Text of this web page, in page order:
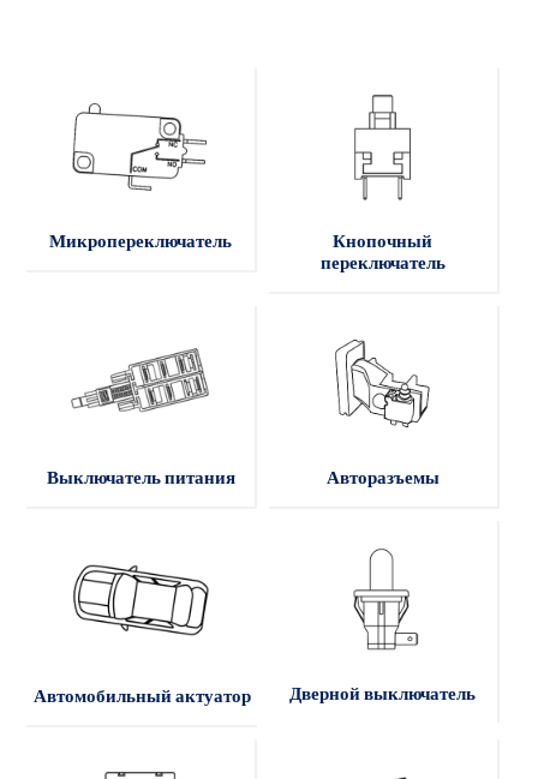
Микропереключатель
Кнопочный
переключатель
Выключатель питания Авторазъемы
Автомобильный актуатор Дверной выключатель